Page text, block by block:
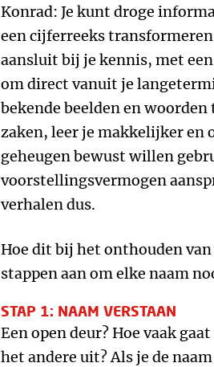
Konrad: Je kunt droge
een cijferreeks
aansluit bij je kennis, met
om direct vanuit je
bekende beelden en
zaken, leer je makkelijker en
geheugen bewust willen
voorstellingsvermogen
verhalen dus.
Hoe dit bij het onthouden
stappen aan om elke naam
STAP 1: NAAM VERSTAAN
Een open deur? Hoe vaak
het andere uit? Als je de